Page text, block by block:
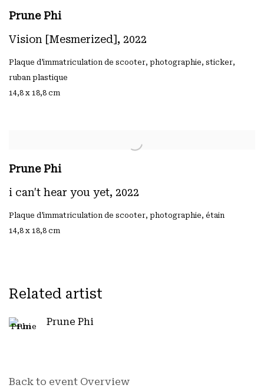
Prune Phi
Vision [Mesmerized] , 2022
Plaque d’immatriculation de scooter, photographie, sticker,
ruban plastique
14,8 x 18,8 cm
Prune Phi
i can't hear you yet, 2022
Plaque d’immatriculation de scooter, photographie, étain
14,8 x 18,8 cm
Related artist
Prune Phi
Back to event Overview